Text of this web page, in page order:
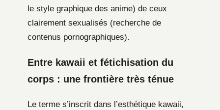
le style graphique des anime) de ceux
clairement sexualisés (recherche de
contenus pornographiques).
Entre kawaii et fétichisation du
corps : une frontière très ténue
Le terme s’inscrit dans l’esthétique kawaii,